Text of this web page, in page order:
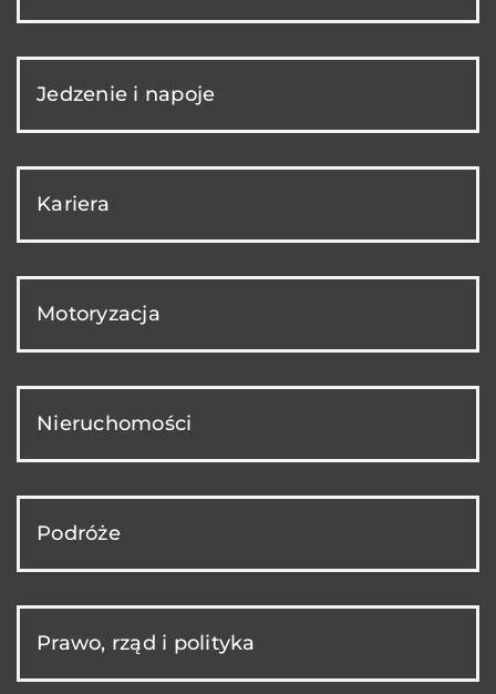
Jedzenie i napoje
Kariera
Motoryzacja
Nieruchomości
Podróże
Prawo, rząd i polityka